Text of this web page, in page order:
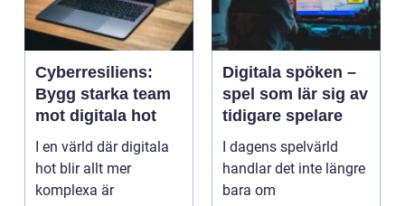
Cyberresiliens:
Bygg starka team
mot digitala hot
I en värld där digitala
hot blir allt mer
komplexa är
Digitala spöken –
spel som lär sig av
tidigare spelare
I dagens spelvärld
handlar det inte längre
bara om